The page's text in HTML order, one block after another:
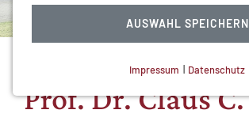
Prof. Dr. Claus C.
AUSWAHL SPEICHERN
Technisch notwendig.
Impressum | Datenschutz